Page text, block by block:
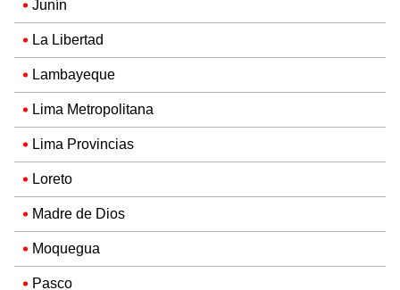
Junín
La Libertad
Lambayeque
Lima Metropolitana
Lima Provincias
Loreto
Madre de Dios
Moquegua
Pasco